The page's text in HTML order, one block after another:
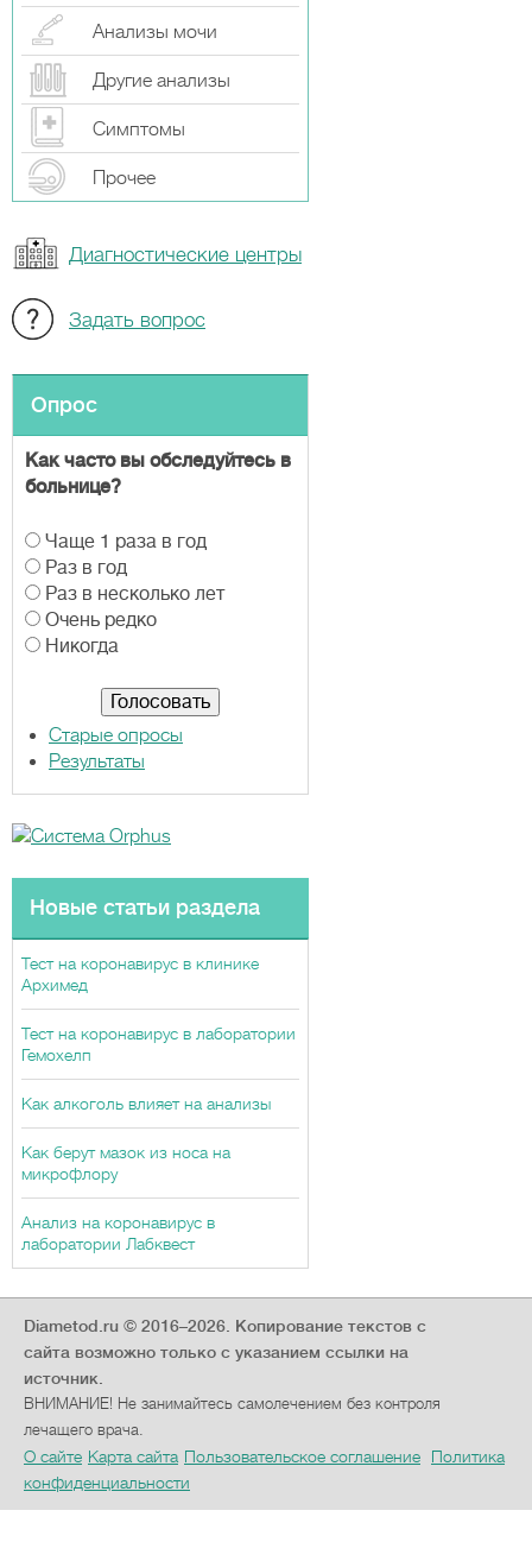
Анализы мочи
Другие анализы
Симптомы
Прочeе
Диагностические центры
Задать вопрос
Опрос
Как часто вы обследуйтесь в
больнице?
В
а
р
и
а
Чаще 1 раза в год
Раз в год
Раз в несколько лет
Очень редко
Никогда
Старые опросы
Результаты
Новые статьи раздела
Тест на коронавирус в клинике
Архимед
Тест на коронавирус в лаборатории
Гемохелп
Как алкоголь влияет на анализы
Как берут мазок из носа на
микрофлору
Анализ на коронавирус в
лаборатории Лабквест
Diametod.ru © 2016–2026. Копирование текстов с
сайта возможно только с указанием ссылки на
источник.
ВНИМАНИЕ! Не занимайтесь самолечением без контроля
лечащего врача.
О сайте Карта сайта Пользовательское соглашение
Политика
конфиденциальности